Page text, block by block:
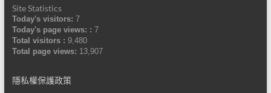
Site Statistics
Today's visitors: 7
Today's page views: : 7
Total visitors : 9,480
Total page views: 13,907
隱私權保護政策